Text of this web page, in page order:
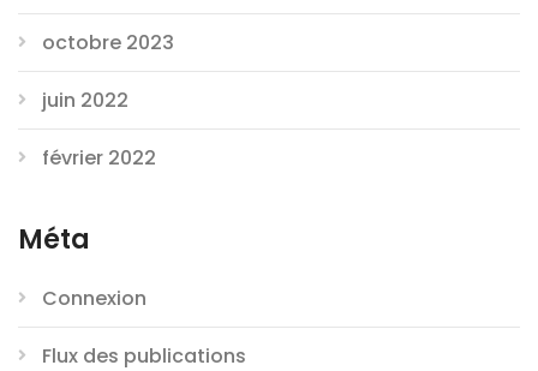
octobre 2023
juin 2022
février 2022
Méta
Connexion
Flux des publications